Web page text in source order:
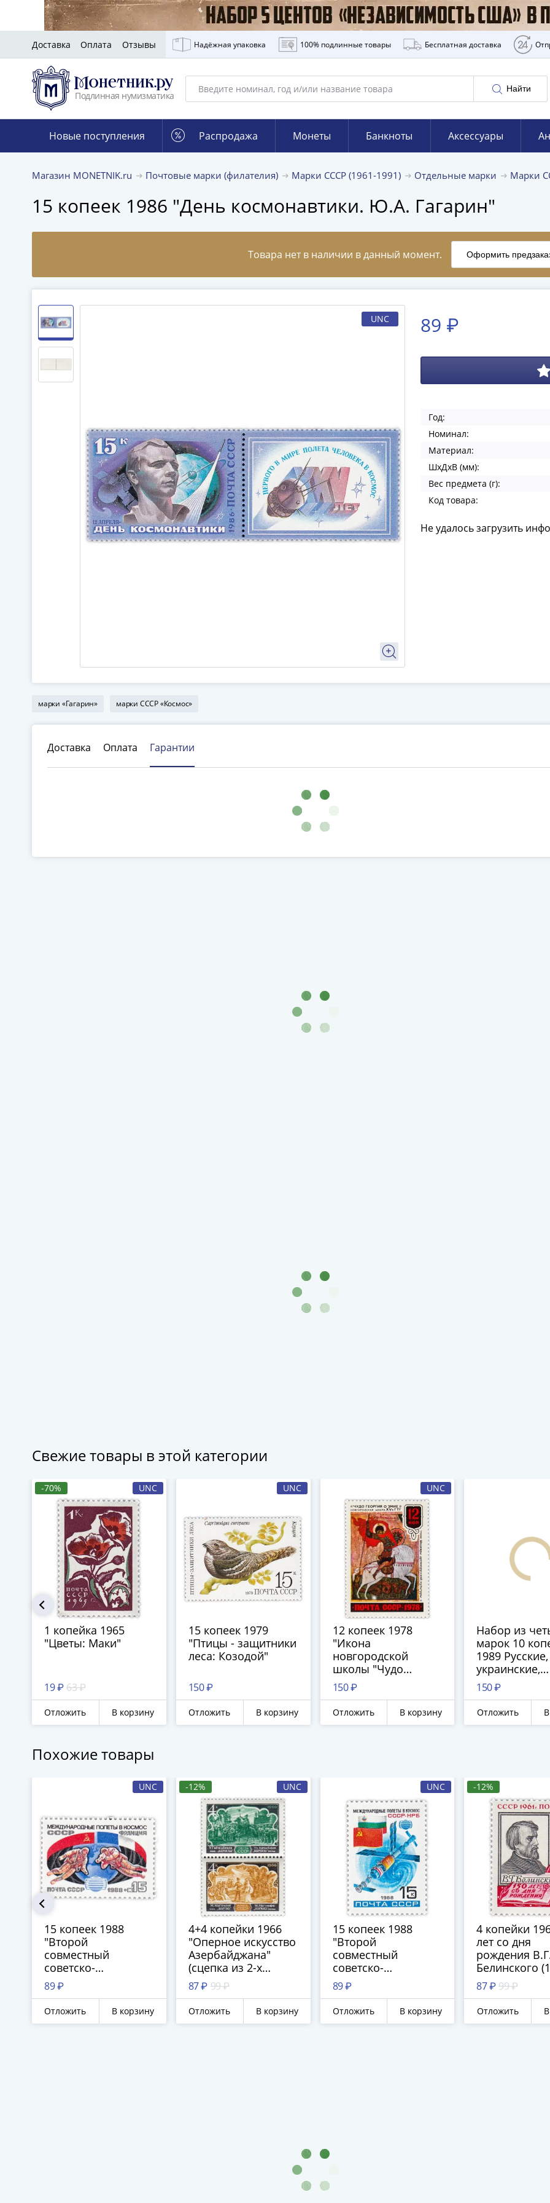
Доставка Оплата Отзывы Надёжная упаковка 100% подлинные товары Бесплатная доставка
Подлинная нумизматика
Найти
Новые поступления Распродажа Монеты Банкноты Аксессуары
Магазин MONETNIK.ru Почтовые марки (филателия) Марки СССР (1961-1991) Отдельные марки Марки
15 копеек 1986 "День космонавтики. Ю.А. Гагарин"
UNC 89 ₽
Год:
Номинал:
Материал:
ШхДхВ (мм):
Вес предмета (г):
Код товара:
Не удалось загрузить
марки «Гагарин» марки СССР «Космос»
Доставка Оплата Гарантии
Свежие товары в этой категории
-70% UNC
1 копейка 1965
"Цветы: Маки"
19 ₽ 63 ₽
Отложить В корзину
UNC
15 копеек 1979
"Птицы - защитники
леса: Козодой"
150 ₽
Отложить В корзину
UNC
12 копеек 1978
"Икона
новгородской
школы "Чудо
Георгия о змие", XV
век"
150 ₽
Отложить В корзину
Набор из
марок 10
1989 Русские,
украинские,
белорусские и
узбекские
народные
инструменты
150 ₽
Отложить
Похожие товары
UNC
15 копеек 1988
"Второй
совместный
советско-
французский
космический полет"
89 ₽
Отложить В корзину
-12% UNC
4+4 копейки 1966
"Оперное искусство
Азербайджана"
(сцепка из 2-х
марок)
87 ₽ 99 ₽
Отложить В корзину
UNC
15 копеек 1988
"Второй
совместный
советско-
болгарский
космический полет.
Стыковка корабля"
89 ₽
Отложить В корзину
-12%
4 копейки
лет со дня
рождения
Белинского
1848)"
87 ₽ 99 ₽
Отложить